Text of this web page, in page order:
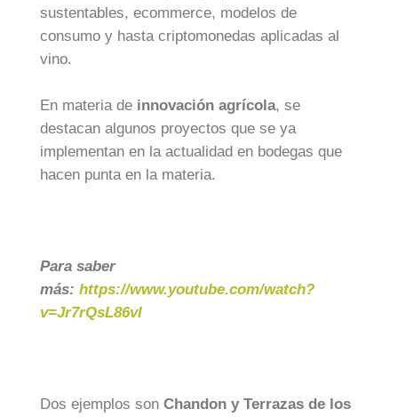
sustentables, ecommerce, modelos de
consumo y hasta criptomonedas aplicadas al
vino.
En materia de innovación agrícola, se
destacan algunos proyectos que se ya
implementan en la actualidad en bodegas que
hacen punta en la materia.
Para saber
más: https://www.youtube.com/watch?
v=Jr7rQsL86vI
Dos ejemplos son Chandon y Terrazas de los